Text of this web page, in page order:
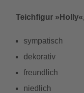
Teichfigur
sympatisch
dekorativ
freundlich
niedlich